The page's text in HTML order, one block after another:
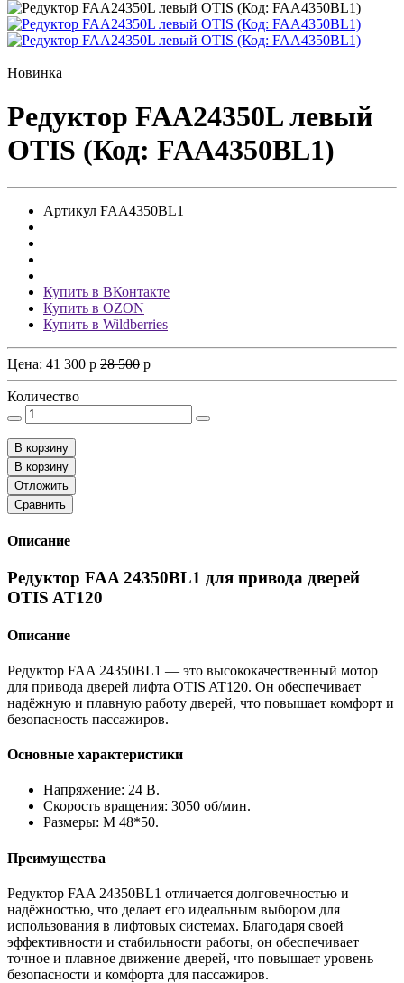
Новинка
Редуктор FAA24350L левый
OTIS (Код: FAA4350BL1)
Артикул FAA4350BL1
Купить в ВКонтакте
Купить в OZON
Купить в Wildberries
Цена: 41 300 p 28 500 p
Количество
В корзину
В корзину
Отложить
Сравнить
Описание
Редуктор FAA 24350BL1 для привода дверей
OTIS AT120
Описание
Редуктор FAA 24350BL1 — это высококачественный мотор
для привода дверей лифта OTIS AT120. Он обеспечивает
надёжную и плавную работу дверей, что повышает комфорт и
безопасность пассажиров.
Основные характеристики
Напряжение: 24 В.
Скорость вращения: 3050 об/мин.
Размеры: М 48*50.
Преимущества
Редуктор FAA 24350BL1 отличается долговечностью и
надёжностью, что делает его идеальным выбором для
использования в лифтовых системах. Благодаря своей
эффективности и стабильности работы, он обеспечивает
точное и плавное движение дверей, что повышает уровень
безопасности и комфорта для пассажиров.